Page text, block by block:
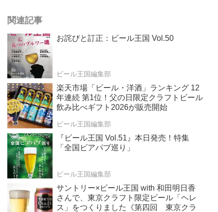
関連記事
お詫びと訂正：ビール王国 Vol.50
ビール王国編集部
楽天市場「ビール・洋酒」ランキング 12
年連続 第1位！父の日限定クラフトビール
飲み比べギフト2026が販売開始
ビール王国編集部
『ビール王国 Vol.51』本日発売！特集
「全国ビアパブ巡り」
ビール王国編集部
サントリー×ビール王国 with 和田明日香
さんで、東京クラフト限定ビール「ヘレ
ス」をつくりました《第四回 東京クラ